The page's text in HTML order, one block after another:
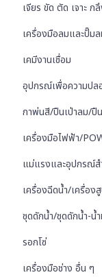
เจียร ขัด ตัด เจาะ ก
เครื่องมือลมและปั๊ม
เคมีงานเชื่อม
อุปกรณ์เพื่อความปล
กาพ่นสี/ปืนเป่าลม/ปื
เครื่องมือไฟฟ้า/
แม่แรงและอุปกรณ์ส
เครื่องฉีดน้ำ/เครื่อง
ชุดดักน้ำ/ชุดดักน้ำ-น้
รอกโซ่
เครื่องมือช่าง อื่น ๆ